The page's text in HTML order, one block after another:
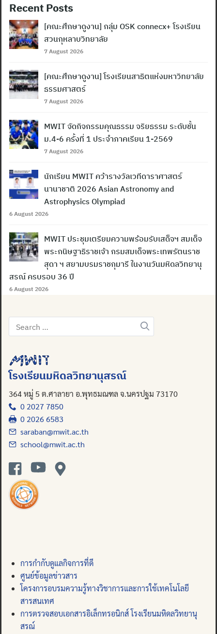
Search
Recent Posts
[คณะศึกษาดูงาน] กลุ่ม OSK connecx+ โรงเรียน
สวนกุหลาบวิทยาลัย
7 August 2026
[คณะศึกษาดูงาน] โรงเรียนสาธิตแห่งมหาวิทยาลัย
ธรรมศาสตร์
7 August 2026
MWIT จัดกิจกรรมคุณธรรม จริยธรรม ระดับชั้น
ม.4-6 ครั้งที่ 1 ประจำภาคเรียน 1-2569
7 August 2026
นักเรียน MWIT คว้ารางวัลเวทีดาราศาสตร์
นานาชาติ 2026 Asian Astronomy and
Astrophysics Olympiad
6 August 2026
MWIT ประชุมเตรียมความพร้อมรับเสด็จฯ สมเด็จ
พระกนิษฐาธิราชเจ้า กรมสมเด็จพระเทพรัตนราช
สุดา ฯ สยามบรมราชกุมารี ในงานวันมหิดลวิทยานุ
สรณ์ ครบรอบ 36 ปี
6 August 2026
Search
for:
โรงเรียนมหิดลวิทยานุสรณ์
364 หมู่ 5 ต.ศาลายา อ.พุทธมณฑล จ.นครปฐม 73170
0 2027 7850
0 2026 6583
saraban@mwit.ac.th
school@mwit.ac.th
การกำกับดูแลกิจการที่ดี
ศูนย์ข้อมูลข่าวสาร
โครงการอบรมความรู้ทางวิชาการและการใช้เทคโนโลยี
สารสนเทศ
การตรวจสอบเอกสารอิเล็กทรอนิกส์ โรงเรียนมหิดลวิทยานุ
สรณ์